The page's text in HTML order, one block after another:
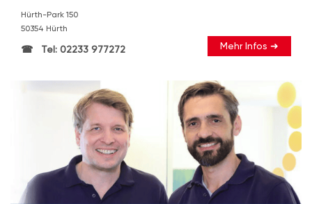
Hürth-Park 150
50354 Hürth
Tel: 02233 977272 Mehr Infos ➜